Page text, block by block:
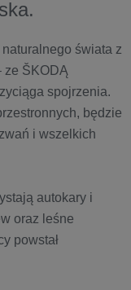
świata z
ze ŠKODĄ
spojrzenia.
będzie
i wszelkich
autokary i
oraz leśne
powstał